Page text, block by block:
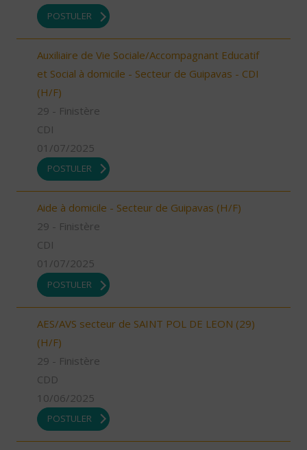
POSTULER
Auxiliaire de Vie Sociale/Accompagnant Educatif
et Social à domicile - Secteur de Guipavas - CDI
(H/F)
29 - Finistère
CDI
01/07/2025
POSTULER
Aide à domicile - Secteur de Guipavas (H/F)
29 - Finistère
CDI
01/07/2025
POSTULER
AES/AVS secteur de SAINT POL DE LEON (29)
(H/F)
29 - Finistère
CDD
10/06/2025
POSTULER